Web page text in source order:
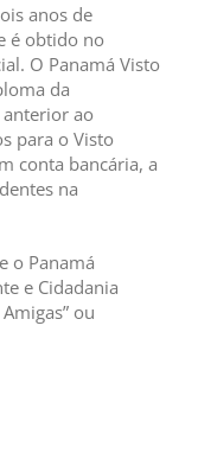
anos de
é obtido no
O Panamá Visto
da
ao
para o Visto
conta bancária, a
na
o Panamá
e Cidadania
ou